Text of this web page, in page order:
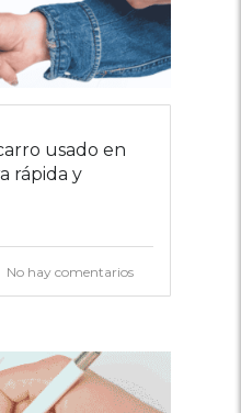
usado en
rápida y
No hay comentarios